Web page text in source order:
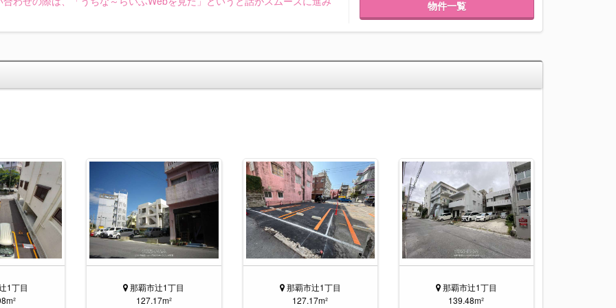
物件一覧
1丁目
那覇市辻1丁目
127.17m²
那覇市辻1丁目
127.17m²
那覇市辻1丁目
139.48m²